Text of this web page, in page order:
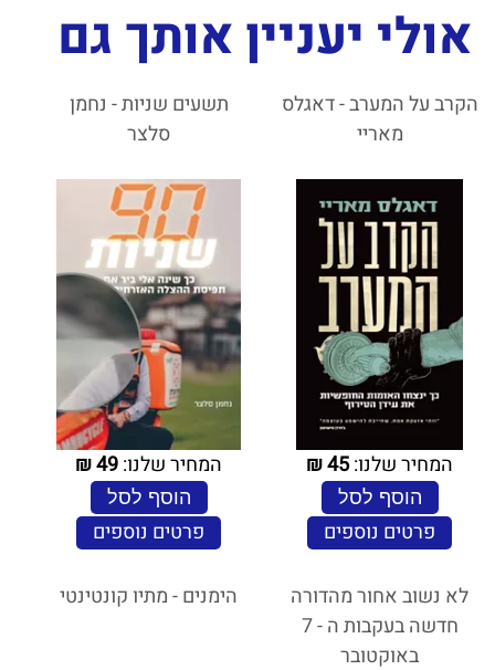
אולי יעניין אותך גם
הקרב על המערב - דאגלס
מאריי
המחיר שלנו:45
₪
הוסף לסל
פרטים נוספים
תשעים שניות - נחמן
סלצר
המחיר שלנו:49
₪
הוסף לסל
פרטים נוספים
לא נשוב אחור מהדורה
חדשה בעקבות ה - 7
באוקטובר
הימנים - מתיו קונטינטי